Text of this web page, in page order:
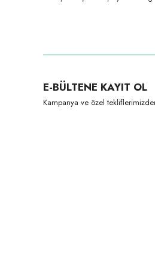
Ürün açıklamasında eksik
Ürün bilgilerinde hatalar
E-BÜLTENE KAYIT OL
Kampanya ve özel